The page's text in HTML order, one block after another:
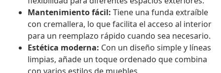
Mantenimiento fácil: Tiene una funda extraíble
con cremallera, lo que facilita el acceso al interior
para un reemplazo rápido cuando sea necesario.
Estética moderna: Con un diseño simple y líneas
limpias, añade un toque ordenado que combina